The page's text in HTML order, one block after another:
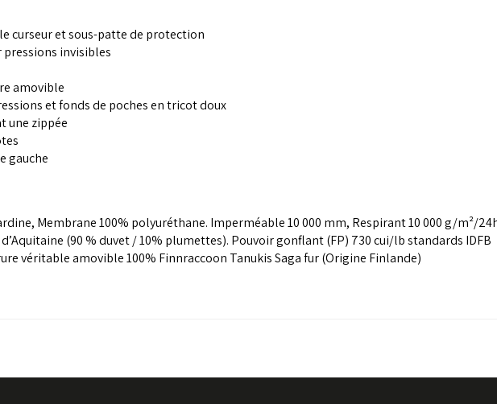
curseur et sous-patte de protection
invisibles
amovible
et fonds de poches en tricot doux
une zippée
gauche
Membrane 100% polyuréthane. Imperméable 10 000 mm, Respirant 10 000 g/m²/
(90 % duvet / 10% plumettes). Pouvoir gonflant (FP) 730 cui/lb standards IDFB
véritable amovible 100% Finnraccoon Tanukis Saga fur (Origine Finlande)